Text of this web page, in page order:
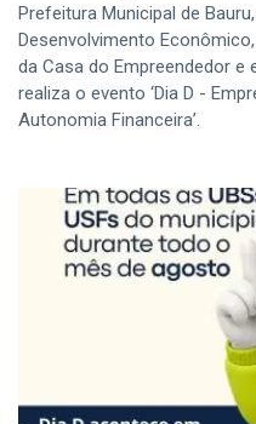
Prefeitura Municipal de
Desenvolvimento
da Casa do Empreendedor e
realiza o evento ‘Dia D -
Autonomia Financeira’.